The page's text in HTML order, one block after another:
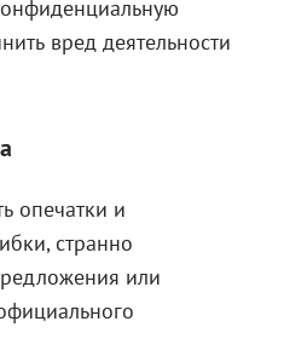
вред деятельности
опечатки и
странно
или